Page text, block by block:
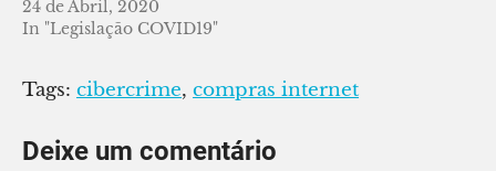
24 de Abril, 2020
In "Legislação COVID19"
Tags: cibercrime, compras internet
Deixe um comentário